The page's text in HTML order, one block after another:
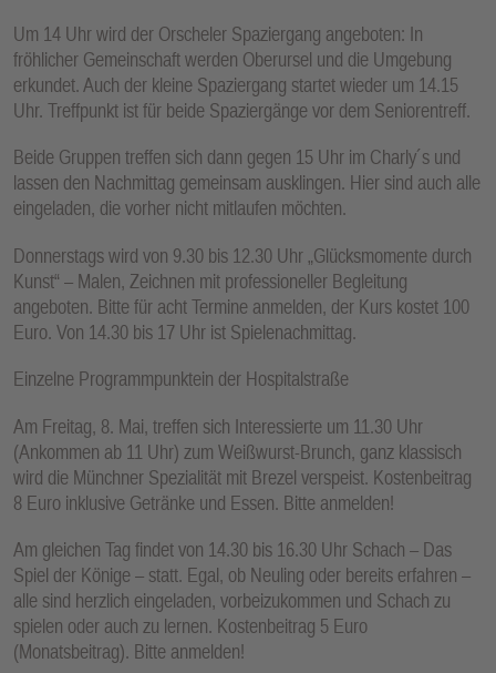
Um 14 Uhr wird der Orscheler Spaziergang angeboten: In
fröhlicher Gemeinschaft werden Oberursel und die Umgebung
erkundet. Auch der kleine Spaziergang startet wieder um 14.15
Uhr. Treffpunkt ist für beide Spaziergänge vor dem Seniorentreff.
Beide Gruppen treffen sich dann gegen 15 Uhr im Charly´s und
lassen den Nachmittag gemeinsam ausklingen. Hier sind auch alle
eingeladen, die vorher nicht mitlaufen möchten.
Donnerstags wird von 9.30 bis 12.30 Uhr „Glücksmomente durch
Kunst“ – Malen, Zeichnen mit professioneller Begleitung
angeboten. Bitte für acht Termine anmelden, der Kurs kostet 100
Euro. Von 14.30 bis 17 Uhr ist Spielenachmittag.
Einzelne Programmpunktein der Hospitalstraße
Am Freitag, 8. Mai, treffen sich Interessierte um 11.30 Uhr
(Ankommen ab 11 Uhr) zum Weißwurst-Brunch, ganz klassisch
wird die Münchner Spezialität mit Brezel verspeist. Kostenbeitrag
8 Euro inklusive Getränke und Essen. Bitte anmelden!
Am gleichen Tag findet von 14.30 bis 16.30 Uhr Schach – Das
Spiel der Könige – statt. Egal, ob Neuling oder bereits erfahren –
alle sind herzlich eingeladen, vorbeizukommen und Schach zu
spielen oder auch zu lernen. Kostenbeitrag 5 Euro
(Monatsbeitrag). Bitte anmelden!